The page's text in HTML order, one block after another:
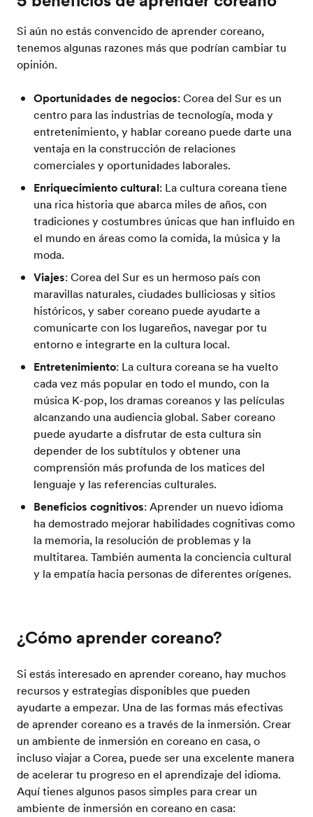
Si aún no estás convencido de aprender coreano,
tenemos algunas razones más que podrían cambiar tu
opinión.
Oportunidades de negocios: Corea del Sur es un
centro para las industrias de tecnología, moda y
entretenimiento, y hablar coreano puede darte una
ventaja en la construcción de relaciones
comerciales y oportunidades laborales.
Enriquecimiento cultural: La cultura coreana tiene
una rica historia que abarca miles de años, con
tradiciones y costumbres únicas que han influido en
el mundo en áreas como la comida, la música y la
moda.
Viajes: Corea del Sur es un hermoso país con
maravillas naturales, ciudades bulliciosas y sitios
históricos, y saber coreano puede ayudarte a
comunicarte con los lugareños, navegar por tu
entorno e integrarte en la cultura local.
Entretenimiento: La cultura coreana se ha vuelto
cada vez más popular en todo el mundo, con la
música K-pop, los dramas coreanos y las películas
alcanzando una audiencia global. Saber coreano
puede ayudarte a disfrutar de esta cultura sin
depender de los subtítulos y obtener una
comprensión más profunda de los matices del
lenguaje y las referencias culturales.
Beneficios cognitivos: Aprender un nuevo idioma
ha demostrado mejorar habilidades cognitivas como
la memoria, la resolución de problemas y la
multitarea. También aumenta la conciencia cultural
y la empatía hacia personas de diferentes orígenes.
¿Cómo aprender coreano?
Si estás interesado en aprender coreano, hay muchos
recursos y estrategias disponibles que pueden
ayudarte a empezar. Una de las formas más efectivas
de aprender coreano es a través de la inmersión. Crear
un ambiente de inmersión en coreano en casa, o
incluso viajar a Corea, puede ser una excelente manera
de acelerar tu progreso en el aprendizaje del idioma.
Aquí tienes algunos pasos simples para crear un
ambiente de inmersión en coreano en casa: